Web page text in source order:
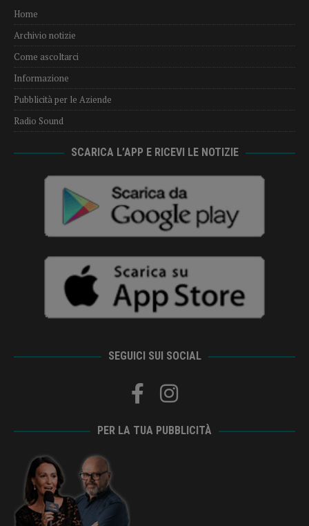
Home
Archivio notizie
Come ascoltarci
Informazione
Pubblicità per le Aziende
Radio Sound
SCARICA L’APP E RICEVI LE NOTIZIE
SEGUICI SUI SOCIAL
PER LA TUA PUBBLICITÀ